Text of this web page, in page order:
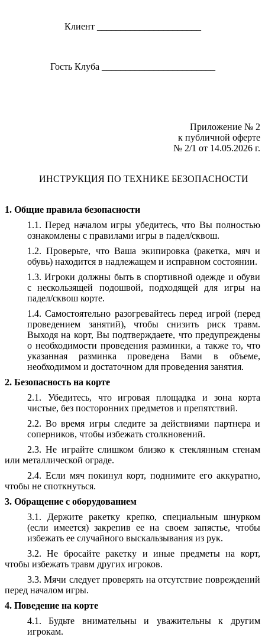
Клиент ______________________
Гость Клуба ________________________
Приложение № 2
к публичной оферте
№ 2/1 от 14.05.2026 г.
ИНСТРУКЦИЯ ПО ТЕХНИКЕ БЕЗОПАСНОСТИ
1. Общие правила безопасности
1.1. Перед началом игры убедитесь, что Вы полностью
ознакомлены с правилами игры в падел/сквош.
1.2. Проверьте, что Ваша экипировка (ракетка, мяч и
обувь) находится в надлежащем и исправном состоянии.
1.3. Игроки должны быть в спортивной одежде и обуви
с нескользящей подошвой, подходящей для игры на
падел/сквош корте.
1.4. Самостоятельно разогревайтесь перед игрой (перед
проведением занятий), чтобы снизить риск травм.
Выходя на корт, Вы подтверждаете, что предупреждены
о необходимости проведения разминки, а также то, что
указанная разминка проведена Вами в объеме,
необходимом и достаточном для проведения занятия.
2. Безопасность на корте
2.1. Убедитесь, что игровая площадка и зона корта
чистые, без посторонних предметов и препятствий.
2.2. Во время игры следите за действиями партнера и
соперников, чтобы избежать столкновений.
2.3. Не играйте слишком близко к стеклянным стенам
или металлической ограде.
2.4. Если мяч покинул корт, поднимите его аккуратно,
чтобы не споткнуться.
3. Обращение с оборудованием
3.1. Держите ракетку крепко, специальным шнурком
(если имеется) закрепив ее на своем запястье, чтобы
избежать ее случайного выскальзывания из рук.
3.2. Не бросайте ракетку и иные предметы на корт,
чтобы избежать травм других игроков.
3.3. Мячи следует проверять на отсутствие повреждений
перед началом игры.
4. Поведение на корте
4.1. Будьте внимательны и уважительны к другим
игрокам.